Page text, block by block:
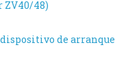
ZV40/48)
de arranque